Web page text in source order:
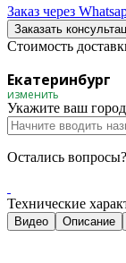
Заказ через
Заказать
Стоимость
Екатеринбург
изменить
Укажите ваш
Остались
Технические
Видео Описание